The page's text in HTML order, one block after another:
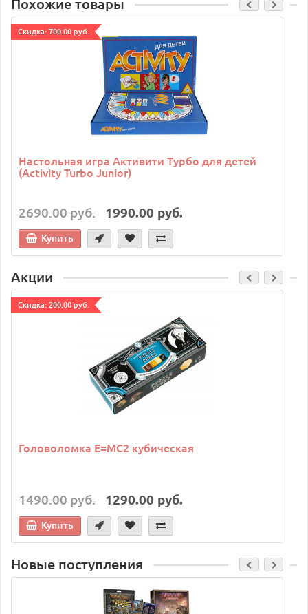
Похожие товары
Cкидка: 700.00 руб.
Настольная игра Активити Турбо для детей
(Activity Turbo Junior)
2690.00 руб. 1990.00 руб.
Купить
Акции
Cкидка: 200.00 руб.
Головоломка E=MC2 кубическая
1490.00 руб. 1290.00 руб.
Купить
Новые поступления